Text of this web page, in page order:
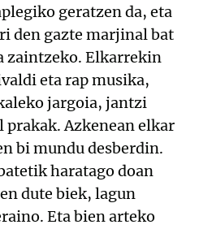
geratzen da, eta
den gazte marjinal bat
zaintzeko. Elkarrekin
eta rap musika,
jargoia, jantzi
prakak. Azkenean elkar
bi mundu desberdin.
haratago doan
dute biek, lagun
Eta bien arteko